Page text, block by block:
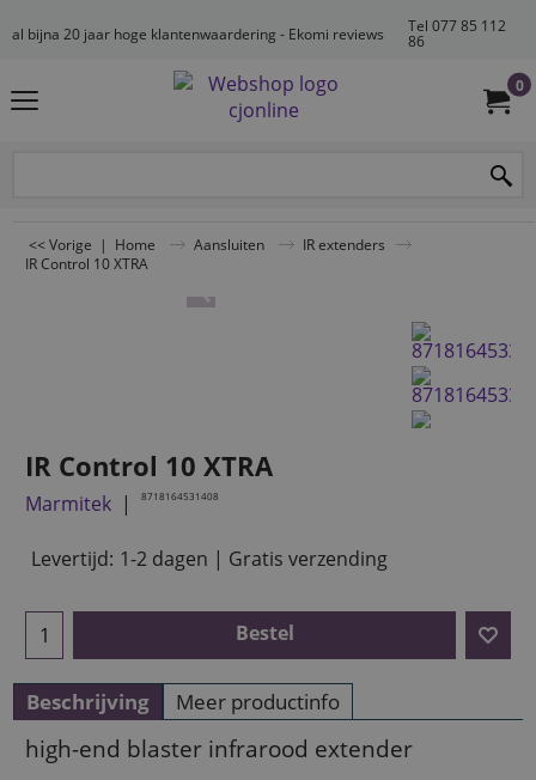
al bijna 20 jaar hoge klantenwaardering - Ekomi reviews
Tel 077 85 112
86
0
<< Vorige | Home Aansluiten
IR extenders
IR Control 10 XTRA
IR Control 10 XTRA
Marmitek 8718164531408
Levertijd: 1-2 dagen | Gratis verzending
Bestel
Beschrijving Meer productinfo
high-end blaster infrarood extender